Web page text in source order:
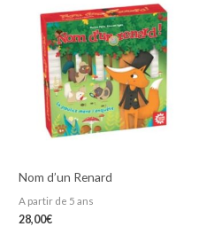
Nom d’un Renard
A partir de 5 ans
28,00€